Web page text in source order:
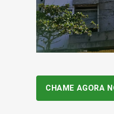
CHAME AGORA